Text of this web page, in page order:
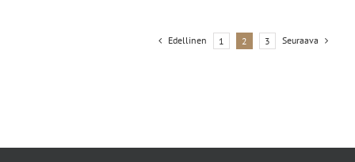
Edellinen 1 2 3 Seuraava